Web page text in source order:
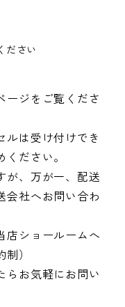
ださい
ージをご覧くださ
は受け付けでき
ださい。
、万が一、配送
会社へお問い合わ
ショールームへ
）
お気軽にお問い